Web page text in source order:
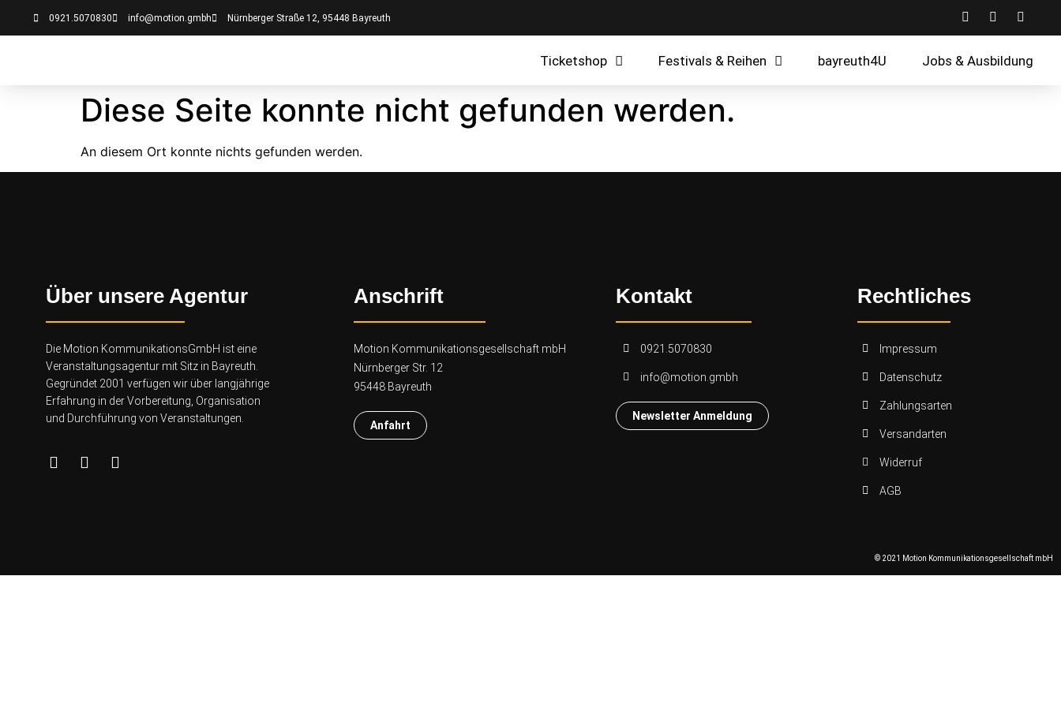
0921.5070830 info@motion.gmbh Nürnberger Straße 12, 95448 Bayreuth
Ticketshop Festivals & Reihen bayreuth4U Jobs & Ausbildung
Diese Seite konnte nicht gefunden werden.
An diesem Ort konnte nichts gefunden werden.
Über unsere Agentur
Die Motion KommunikationsGmbH ist eine
Veranstaltungsagentur mit Sitz in Bayreuth.
Gegründet 2001 verfügen wir über langjährige
Erfahrung in der Vorbereitung, Organisation
und Durchführung von Veranstaltungen.
Anschrift
Motion Kommunikationsgesellschaft mbH
Nürnberger Str. 12
95448 Bayreuth
Anfahrt
Kontakt
0921.5070830
info@motion.gmbh
Newsletter Anmeldung
Rechtliches
Impressum
Datenschutz
Zahlungsarten
Versandarten
Widerruf
AGB
© 2021 Motion Kommunikationsgesellschaft mbH